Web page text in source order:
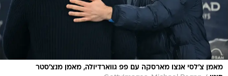
מאמן צ'לסי אנצו מארסקה עם פפ גווארדיולה, מאמן מנצ'סטר